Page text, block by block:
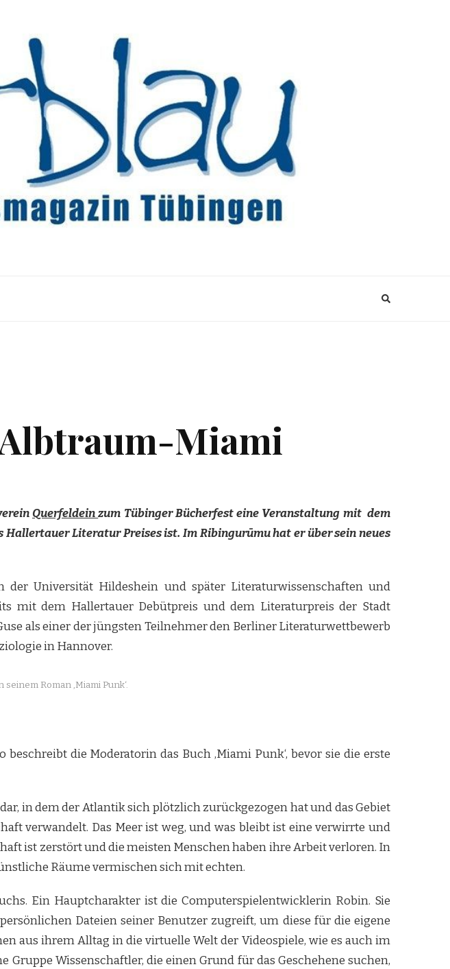
Albtraum-Miami
Querfeldeinzum Tübinger Bücherfest eine Veranstaltung mit dem
Hallertauer Literatur Preises ist. Im Ribingurūmu hat er über sein neues
der Universität Hildeshein und später Literaturwissenschaften und
mit dem Hallertauer Debütpreis und dem Literaturpreis der Stadt
als einer der jüngsten Teilnehmer den Berliner Literaturwettbewerb
in Hannover.
Roman ‚Miami Punk‘.
die Moderatorin das Buch ‚Miami Punk‘, bevor sie die erste
in dem der Atlantik sich plötzlich zurückgezogen hat und das Gebiet
verwandelt. Das Meer ist weg, und was bleibt ist eine verwirrte und
ist zerstört und die meisten Menschen haben ihre Arbeit verloren. In
Räume vermischen sich mit echten.
Ein Hauptcharakter ist die Computerspielentwicklerin Robin. Sie
Dateien seiner Benutzer zugreift, um diese für die eigene
aus ihrem Alltag in die virtuelle Welt der Videospiele, wie es auch im
Wissenschaftler, die einen Grund für das Geschehene suchen,